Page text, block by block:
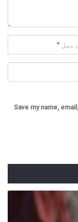
Save my name,